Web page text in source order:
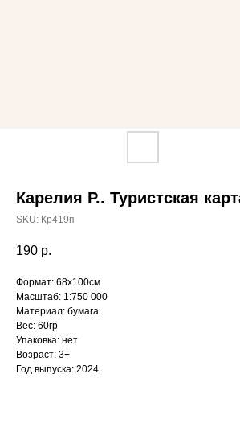
Карелия Р.. Туристская
SKU: Кр419п
190 р.
Формат: 68х100см
Масштаб: 1:750 000
Материал: бумага
Вес: 60гр
Упаковка: нет
Возраст: 3+
Год выпуска: 2024